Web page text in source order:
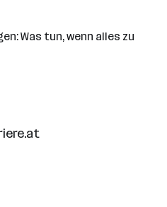
Was tun, wenn alles zu